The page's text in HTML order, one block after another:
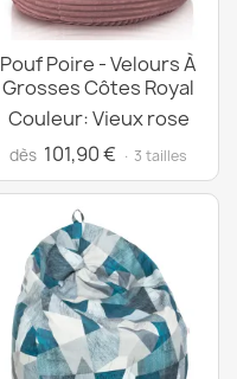
Pouf Poire - Velours À
Grosses Côtes Royal
Couleur: Vieux rose
dès 101,90 € · 3 tailles